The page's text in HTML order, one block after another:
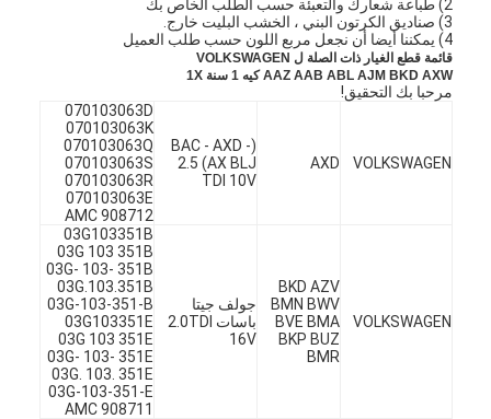
محرك الاسطوانة
محرك عمود
عمود الحدبات محرك
المحرك توصيل رود
إصلاح رئيس اسطوانة
العمود المرفقي بكرة
2) طباعة شعارك والتعبئة حسب الطلب الخاص بك
3) صناديق الكرتون البني ، الخشب البليت خارج.
4) يمكننا أيضا أن نجعل مربع اللون حسب طلب العميل
قائمة قطع الغيار ذات الصلة ل VOLKSWAGEN
AAZ AAB ABL AJM BKD AXW كيه 1 سنة 1X
مرحبا بك التحقيق!
VOLKSWAGEN
AXD
(BAC - AXD -
AX BLJ) 2.5
TDI 10V
070103063D
070103063K
070103063Q
070103063S
070103063R
070103063E
AMC 908712
VOLKSWAGEN
BKD AZV
BMN BWV
BVE BMA
BKP BUZ
BMR
جولف جيتا
باسات 2.0TDI
16V
03G103351B
03G 103 351B
03G- 103- 351B
03G.103.351B
03G-103-351-B
03G103351E
03G 103 351E
03G- 103- 351E
03G. 103. 351E
03G-103-351-E
AMC 908711